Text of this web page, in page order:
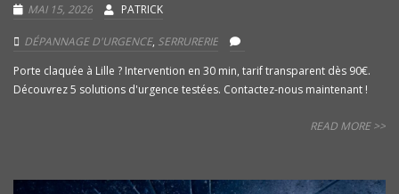
MAI 15, 2026 PATRICK
DÉPANNAGE D'URGENCE, SERRURERIE
Porte claquée à Lille ? Intervention en 30 min, tarif transparent dès 90€.
Découvrez 5 solutions d'urgence testées. Contactez-nous maintenant !
READ MORE >>